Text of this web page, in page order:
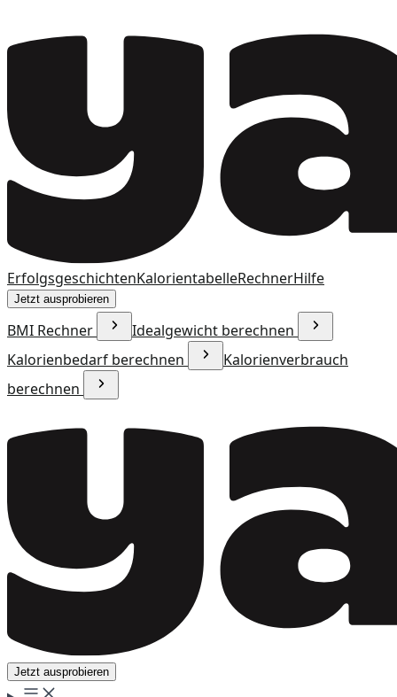
ErfolgsgeschichtenKalorientabelleRechnerHilfe
Jetzt ausprobieren
BMI Rechner
Idealgewicht berechnen
Kalorienbedarf berechnen
Kalorienverbrauch
berechnen
Jetzt ausprobieren